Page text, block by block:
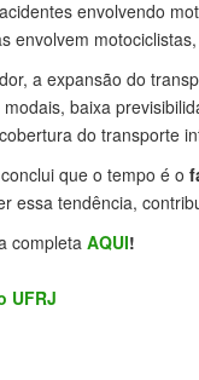
envolvendo
envolvem
a expansão do
baixa
do transporte
que o tempo é o
essa tendência,
completa AQUI!
UFRJ